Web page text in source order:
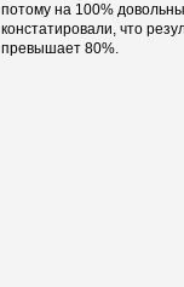
потому на 100%
констатировали, что
превышает 80%.